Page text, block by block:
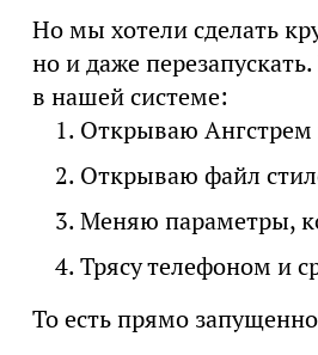
Но мы хотели сделать
но и даже
в нашей системе:
Открываю Ангстрем
Открываю файл
Меняю параметры,
Трясу телефоном и
То есть прямо